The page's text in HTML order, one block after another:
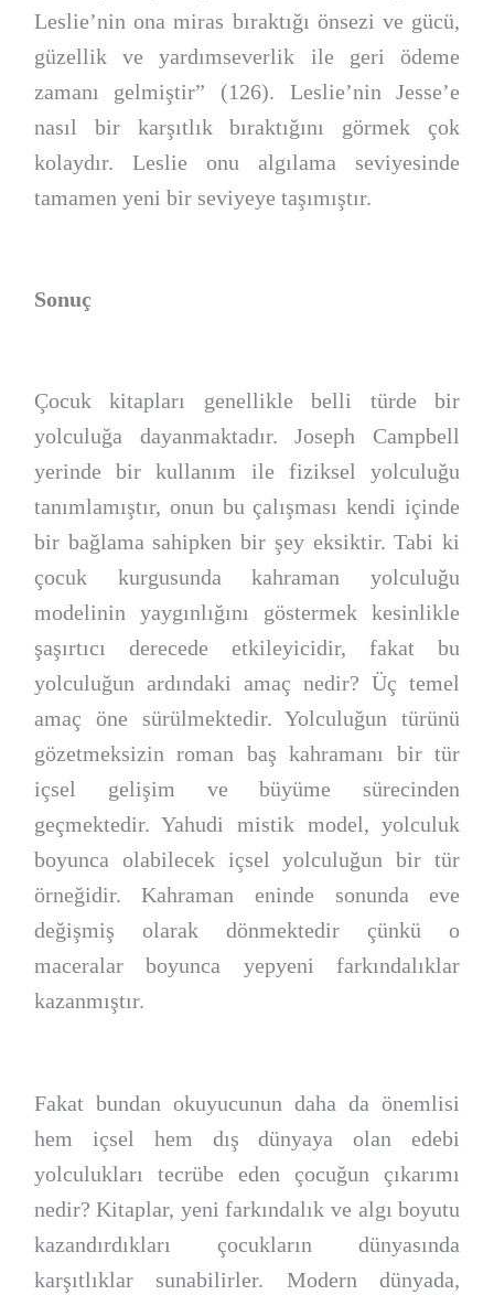
Leslie’nin ona miras bıraktığı önsezi ve gücü,
güzellik ve yardımseverlik ile geri ödeme
zamanı gelmiştir” (126). Leslie’nin Jesse’e
nasıl bir karşıtlık bıraktığını görmek çok
kolaydır. Leslie onu algılama seviyesinde
tamamen yeni bir seviyeye taşımıştır.
Sonuç
Çocuk kitapları genellikle belli türde bir
yolculuğa dayanmaktadır. Joseph Campbell
yerinde bir kullanım ile fiziksel yolculuğu
tanımlamıştır, onun bu çalışması kendi içinde
bir bağlama sahipken bir şey eksiktir. Tabi ki
çocuk kurgusunda kahraman yolculuğu
modelinin yaygınlığını göstermek kesinlikle
şaşırtıcı derecede etkileyicidir, fakat bu
yolculuğun ardındaki amaç nedir? Üç temel
amaç öne sürülmektedir. Yolculuğun türünü
gözetmeksizin roman baş kahramanı bir tür
içsel gelişim ve büyüme sürecinden
geçmektedir. Yahudi mistik model, yolculuk
boyunca olabilecek içsel yolculuğun bir tür
örneğidir. Kahraman eninde sonunda eve
değişmiş olarak dönmektedir çünkü o
maceralar boyunca yepyeni farkındalıklar
kazanmıştır.
Fakat bundan okuyucunun daha da önemlisi
hem içsel hem dış dünyaya olan edebi
yolculukları tecrübe eden çocuğun çıkarımı
nedir? Kitaplar, yeni farkındalık ve algı boyutu
kazandırdıkları çocukların dünyasında
karşıtlıklar sunabilirler. Modern dünyada,